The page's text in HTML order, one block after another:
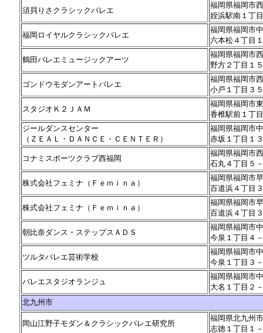
須貝りさクラシックバレエ
福岡県福岡市
姪浜駅南１丁
福岡ロイヤルクラシックバレエ
福岡県福岡市
六本松４丁目
鶴田バレエミュージックアーツ
福岡県福岡市
野方２丁目１
ゴンドウモダンアートバレエ
福岡県福岡市
小戸１丁目３
スタジオＫ２ＪＡＭ
福岡県福岡市
香椎駅前１丁
ジールダンスセンター
（ＺＥＡＬ・ＤＡＮＣＥ・ＣＥＮＴＥＲ）
福岡県福岡市
赤坂１丁目１
コナミスポーツクラブ西福岡
福岡県福岡市
石丸４丁目５
株式会社フェミナ（Ｆｅｍｉｎａ）
福岡県福岡市
百道浜４丁目
株式会社フェミナ（Ｆｅｍｉｎａ）
福岡県福岡市
百道浜４丁目
朝比奈ダンス・ステップスＡＤＳ
福岡県福岡市
今泉１丁目４
ツルタバレエ芸術学校
福岡県福岡市
今泉１丁目３
バレエスタジオランジュ
福岡県福岡市
大名１丁目２
北九州市
岡山江野子モダン＆クラシックバレエ研究所
福岡県北九州
志徳１丁目１